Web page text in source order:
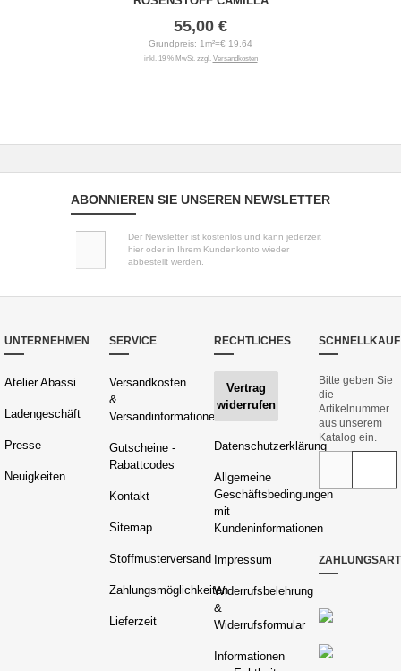
55,00 €
Grundpreis: 1m²=€ 19,64
inkl. 19 % MwSt. zzgl. Versandkosten
ABONNIEREN SIE UNSEREN NEWSLETTER
Der Newsletter ist kostenlos und kann jederzeit
hier oder in Ihrem Kundenkonto wieder
abbestellt werden.
UNTERNEHMEN
Atelier Abassi
Ladengeschäft
Presse
Neuigkeiten
SERVICE
Versandkosten
&
Versandinformationen
Gutscheine -
Rabattcodes
Kontakt
Sitemap
Stoffmusterversand
Zahlungsmöglichkeiten
Lieferzeit
RECHTLICHES
Vertrag
widerrufen
Datenschutzerklärung
Allgemeine
Geschäftsbedingungen
mit
Kundeninformationen
Impressum
Widerrufsbelehrung
&
Widerrufsformular
Informationen
SCHNELLKAUF
Bitte geben Sie
die
Artikelnummer
aus unserem
Katalog ein.